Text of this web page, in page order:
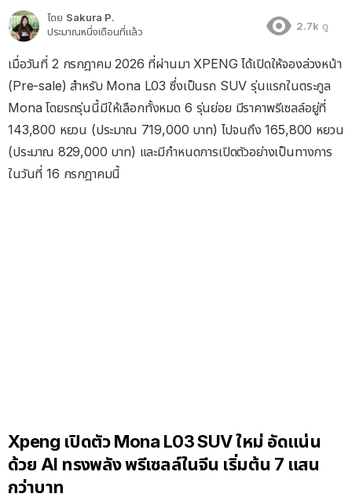
โดย Sakura P.
ประมาณหนึ่งเดือนที่แล้ว
2.7k ดู
เมื่อวันที่ 2 กรกฎาคม 2026 ที่ผ่านมา XPENG ได้เปิดให้จองล่วงหน้า
(Pre-sale) สำหรับ Mona L03 ซึ่งเป็นรถ SUV รุ่นแรกในตระกูล
Mona โดยรถรุ่นนี้มีให้เลือกทั้งหมด 6 รุ่นย่อย มีราคาพรีเซลล์อยู่ที่
143,800 หยวน (ประมาณ 719,000 บาท) ไปจนถึง 165,800 หยวน
(ประมาณ 829,000 บาท) และมีกำหนดการเปิดตัวอย่างเป็นทางการ
ในวันที่ 16 กรกฎาคมนี้
Xpeng เปิดตัว Mona L03 SUV ใหม่ อัดแน่น
ด้วย AI ทรงพลัง พรีเซลล์ในจีน เริ่มต้น 7 แสน
กว่าบาท